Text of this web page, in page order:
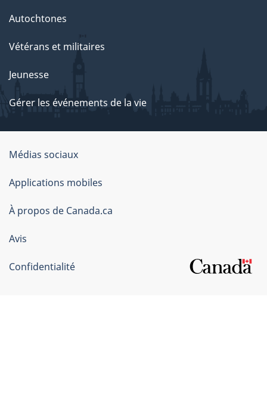
Autochtones
Vétérans et militaires
Jeunesse
Gérer les événements de la vie
Organisation
du
gouvernement
du
Canada
Médias sociaux
Applications mobiles
À propos de Canada.ca
Avis
Confidentialité